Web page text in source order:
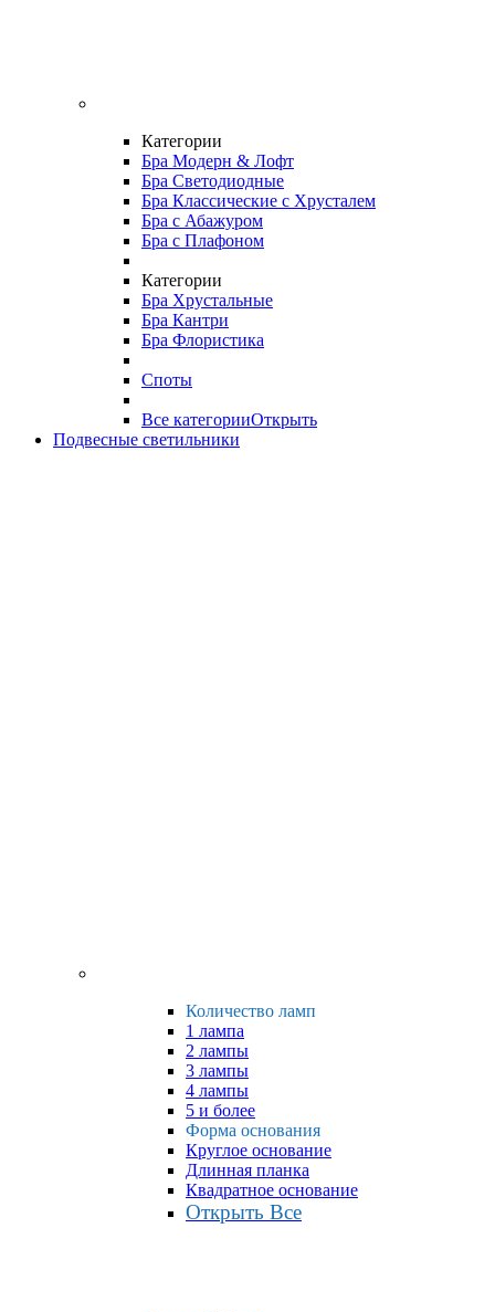
Категории
Бра Модерн & Лофт
Бра Светодиодные
Бра Классические с Хрусталем
Бра с Абажуром
Бра с Плафоном
Категории
Бра Хрустальные
Бра Кантри
Бра Флористика
Споты
Все категорииОткрыть
Подвесные светильники
Количество ламп
1 лампа
2 лампы
3 лампы
4 лампы
5 и более
Форма основания
Круглое основание
Длинная планка
Квадратное основание
Открыть Все